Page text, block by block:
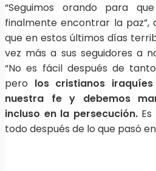
“Seguimos orando para
finalmente encontrar la paz”,
que en estos últimos días
vez más a sus seguidores a
“No es fácil después de
pero los cristianos
nuestra fe y debemos
incluso en la persecución.
todo después de lo que pasó